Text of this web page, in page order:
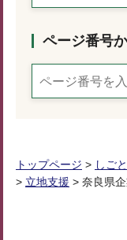
ページ番号
トップページ > しご
> 立地支援 > 奈良県